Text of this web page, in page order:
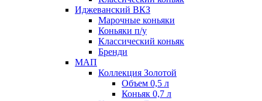
Иджеванский ВКЗ
Марочные коньяки
Коньяки п/у
Классический коньяк
Бренди
МАП
Коллекция Золотой
Объем 0,5 л
Коньяк 0,7 л